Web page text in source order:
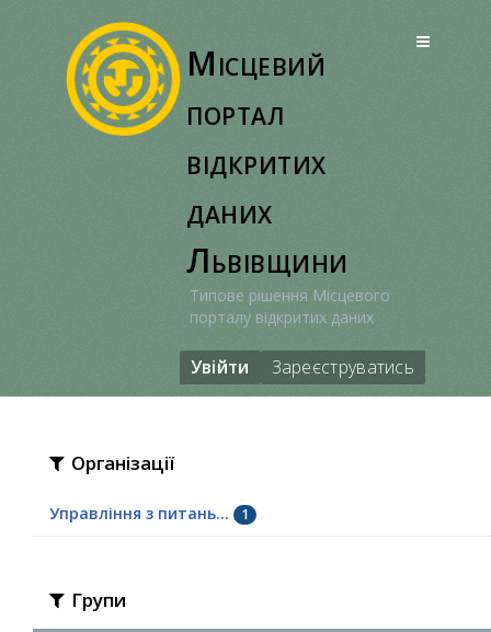
Місцевий
портал
відкритих
даних
Львівщини
Типове рішення Місцевого
порталу відкритих даних
Увійти Зареєструватись
Організації
Управління з питань... 1
Групи